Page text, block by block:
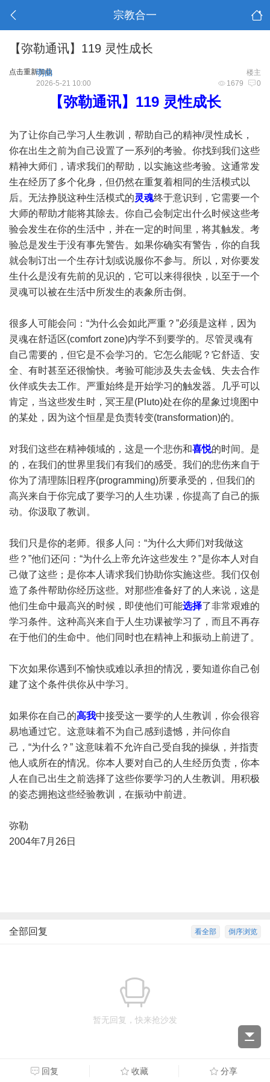
宗教合一
【弥勒通讯】119 灵性成长
点击重新加载 楼主
明曲
1679 0
2026-5-21 10:00
【弥勒通讯】119 灵性成长
为了让你自己学习人生教训，帮助自己的精神/灵性成长，
你在出生之前为自己设置了一系列的考验。你找到我们这些
精神大师们，请求我们的帮助，以实施这些考验。这通常发
生在经历了多个化身，但仍然在重复着相同的生活模式以
后。无法挣脱这种生活模式的灵魂终于意识到，它需要一个
大师的帮助才能将其除去。你自己会制定出什么时候这些考
验会发生在你的生活中，并在一定的时间里，将其触发。考
验总是发生于没有事先警告。如果你确实有警告，你的自我
就会制订出一个生存计划或说服你不参与。所以，对你要发
生什么是没有先前的见识的，它可以来得很快，以至于一个
灵魂可以被在生活中所发生的表象所击倒。
很多人可能会问：“为什么会如此严重？”必须是这样，因为
灵魂在舒适区(comfort zone)内学不到要学的。尽管灵魂有
自己需要的，但它是不会学习的。它怎么能呢？它舒适、安
全、有时甚至还很愉快。考验可能涉及失去金钱、失去合作
伙伴或失去工作。严重始终是开始学习的触发器。几乎可以
肯定，当这些发生时，冥王星(Pluto)处在你的星象过境图中
的某处，因为这个恒星是负责转变(transformation)的。
对我们这些在精神领域的，这是一个悲伤和喜悦的时间。是
的，在我们的世界里我们有我们的感受。我们的悲伤来自于
你为了清理陈旧程序(programming)所要承受的，但我们的
高兴来自于你完成了要学习的人生功课，你提高了自己的振
动。你汲取了教训。
我们只是你的老师。很多人问：“为什么大师们对我做这
些？”他们还问：“为什么上帝允许这些发生？”是你本人对自
己做了这些；是你本人请求我们协助你实施这些。我们仅创
造了条件帮助你经历这些。对那些准备好了的人来说，这是
他们生命中最高兴的时候，即使他们可能选择了非常艰难的
学习条件。这种高兴来自于人生功课被学习了，而且不再存
在于他们的生命中。他们同时也在精神上和振动上前进了。
下次如果你遇到不愉快或难以承担的情况，要知道你自己创
建了这个条件供你从中学习。
如果你在自己的高我中接受这一要学的人生教训，你会很容
易地通过它。这意味着不为自己感到遗憾，并问你自
己，“为什么？” 这意味着不允许自己受自我的操纵，并指责
他人或所在的情况。你本人要对自己的人生经历负责，你本
人在自己出生之前选择了这些你要学习的人生教训。用积极
的姿态拥抱这些经验教训，在振动中前进。
弥勒
2004年7月26日
倒序浏览
看全部
全部回复
暂无回复，快来抢沙发
回复 收藏 分享